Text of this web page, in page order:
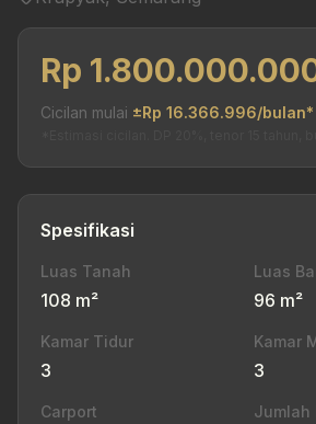
Rp
Cicilan mulai ±Rp 16.366.996/bulan*
Spesifikasi
Luas Tanah
108 m²
Luas
96 m²
Kamar Tidur
3
Kamar
3
Carport Jumlah